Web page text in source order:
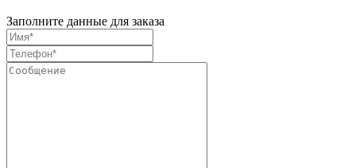
Заполните данные для заказа